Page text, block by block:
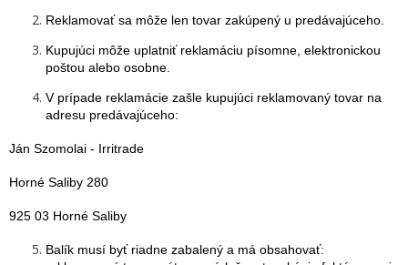
Reklamovať sa môže len tovar zakúpený u predávajúceho.
Kupujúci môže uplatniť reklamáciu písomne, elektronickou
poštou alebo osobne.
V prípade reklamácie zašle kupujúci reklamovaný tovar na
adresu predávajúceho:
Ján Szomolai - Irritrade
Horné Saliby 280
925 03 Horné Saliby
Balík musí byť riadne zabalený a má obsahovať: